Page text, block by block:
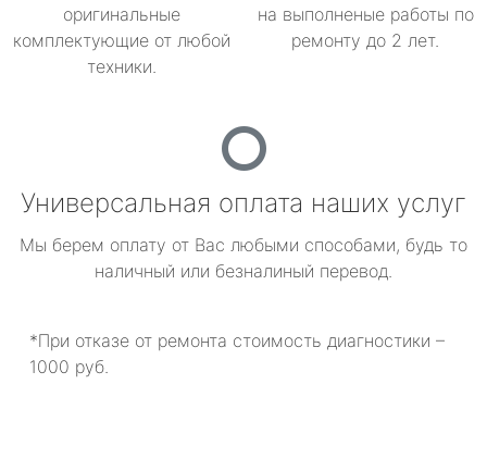
оригинальные
комплектующие от любой
техники.
на выполненые работы по
ремонту до 2 лет.
Универсальная оплата наших услуг
Мы берем оплату от Вас любыми способами, будь то
наличный или безналиный перевод.
*При отказе от ремонта стоимость диагностики –
1000 руб.